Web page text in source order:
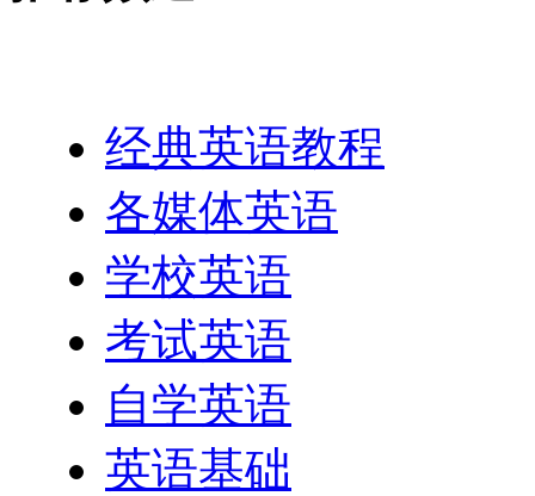
经典英语教程
各媒体英语
学校英语
考试英语
自学英语
英语基础